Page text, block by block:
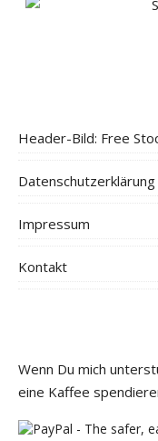
Header-Bild: Free
Datenschutzerklärung
Impressum
Kontakt
Wenn Du mich
eine Kaffee